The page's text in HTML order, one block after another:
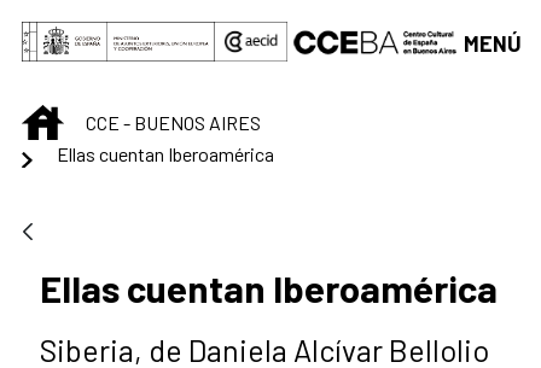
Saltar al contenido principal
MENÚ
INICIOCCE - BUENOS AIRES
Ellas cuentan Iberoamérica
Ellas cuentan Iberoamérica
Siberia, de Daniela Alcívar Bellolio